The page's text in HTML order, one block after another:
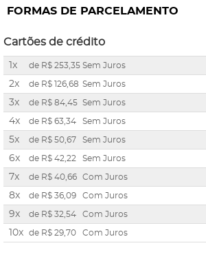
FORMAS DE PARCELAMENTO
Cartões de crédito
1x de R$ 253,35 Sem Juros
2x de R$ 126,68 Sem Juros
3x de R$ 84,45 Sem Juros
4x de R$ 63,34 Sem Juros
5x de R$ 50,67 Sem Juros
6x de R$ 42,22 Sem Juros
7x de R$ 40,66 Com Juros
8x de R$ 36,09 Com Juros
9x de R$ 32,54 Com Juros
10x de R$ 29,70 Com Juros